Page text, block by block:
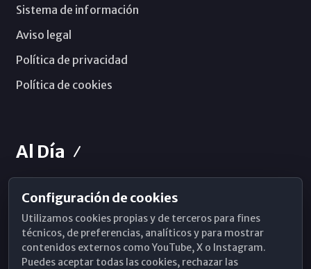
Sistema de información
Aviso legal
Política de privacidad
Política de cookies
Al Día
Horarios de Misa
Hemeroteca
WhatsApp
Configuración de cookies
Utilizamos cookies propias y de terceros para fines
técnicos, de preferencias, analíticos y para mostrar
contenidos externos como YouTube, X o Instagram.
Puedes aceptar todas las cookies, rechazar las